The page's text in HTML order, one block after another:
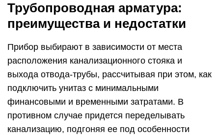
Трубопроводная арматура:
преимущества и недостатки
Прибор выбирают в зависимости от места
расположения канализационного стояка и
выхода отвода-трубы, рассчитывая при этом, как
подключить унитаз с минимальными
финансовыми и временными затратами. В
противном случае придется переделывать
канализацию, подгоняя ее под особенности